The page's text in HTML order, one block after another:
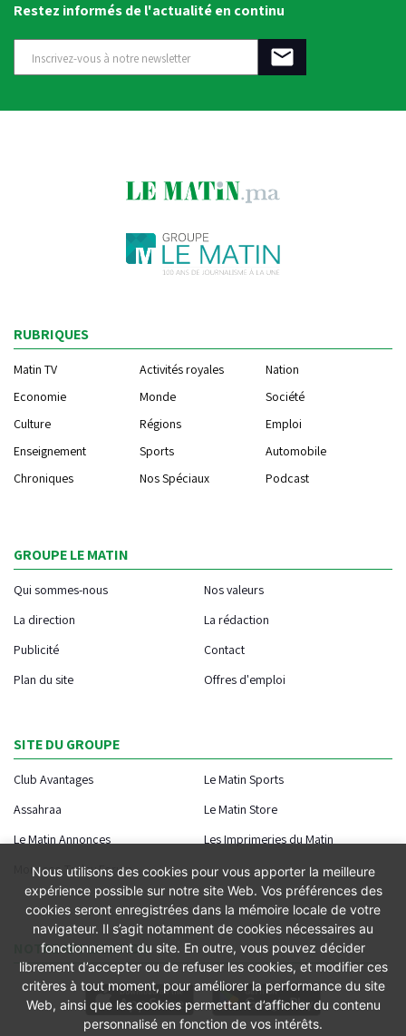
Restez informés de l'actualité en continu
RUBRIQUES
Matin TV Activités royales
Nation
Economie
Monde
Société
Culture
Régions
Emploi
Enseignement
Sports
Automobile
Chroniques
Nos Spéciaux Podcast
GROUPE LE MATIN
Qui sommes-nous
Nos valeurs
La direction
La rédaction
Publicité
Contact
Plan du site
Offres d'emploi
SITE DU GROUPE
Club Avantages
Le Matin Sports
Assahraa
Le Matin Store
Le Matin Annonces
Les Imprimeries du Matin
Morocco Today Forum
NOTRE APPLICATION
Nous utilisons des cookies pour vous apporter la meilleure
expérience possible sur notre site Web. Vos préférences des
cookies seront enregistrées dans la mémoire locale de votre
navigateur. Il s’agit notamment de cookies nécessaires au
fonctionnement du site. En outre, vous pouvez décider
librement d’accepter ou de refuser les cookies, et modifier ces
critères à tout moment, pour améliorer la performance du site
Web, ainsi que les cookies permettant d’afficher du contenu
personnalisé en fonction de vos intérêts.